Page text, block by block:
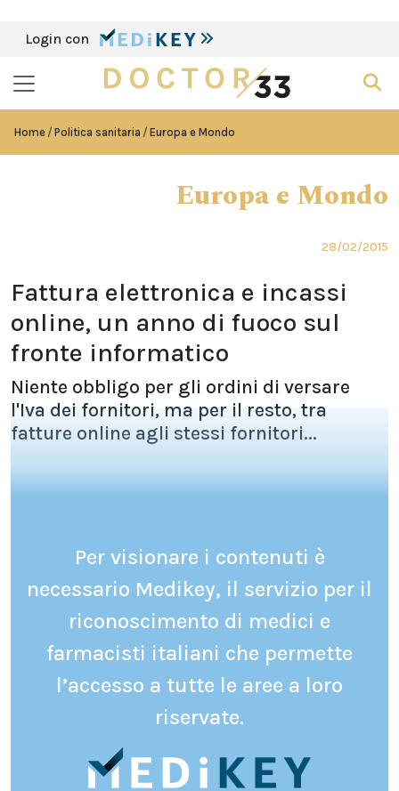
Login con
Home Politica sanitaria Europa e Mondo
Europa e Mondo
28/02/2015
Fattura elettronica e incassi
online, un anno di fuoco sul
fronte informatico
Niente obbligo per gli ordini di versare
l'Iva dei fornitori, ma per il resto, tra
fatture online agli stessi fornitori...
Per visionare i contenuti è
necessario Medikey, il servizio per il
riconoscimento di medici e
farmacisti italiani che permette
l’accesso a tutte le aree a loro
riservate.